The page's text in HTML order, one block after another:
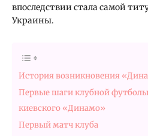
впоследствии стала самой
Украины.
История возникновения
Первые шаги клубной
киевского «Динамо»
Первый матч клуба